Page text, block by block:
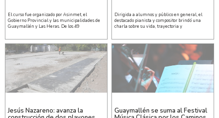
El curso fue organizado por Asinmet, el
Gobierno Provincial y las municipalidades de
Guaymallén y Las Heras. De los 49
Dirigida a alumnos y público en general, el
destacado pianista y compositor brindó una
charla sobre su vida, trayectoria y
Jesús Nazareno: avanza la Guaymallén se suma al Festival